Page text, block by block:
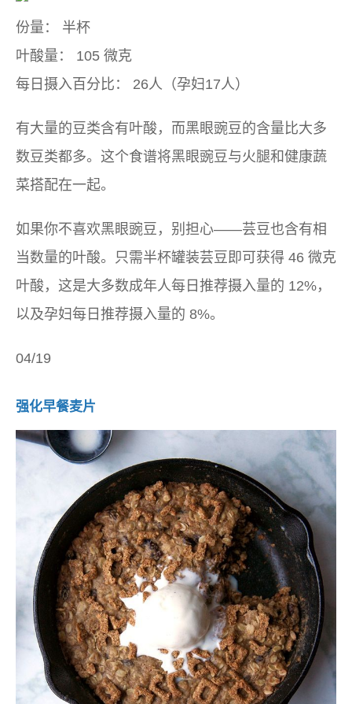
份量：
半杯
叶酸量：
105 微克
每日摄入百分比：
26人（孕妇17人）
有大量的豆类含有叶酸，而黑眼豌豆的含量比大多
数豆类都多。这个食谱将黑眼豌豆与火腿和健康蔬
菜搭配在一起。
如果你不喜欢黑眼豌豆，别担心——芸豆也含有相
当数量的叶酸。只需半杯罐装芸豆即可获得 46 微克
叶酸，这是大多数成年人每日推荐摄入量的 12%，
以及孕妇每日推荐摄入量的 8%。
04/19
强化早餐麦片